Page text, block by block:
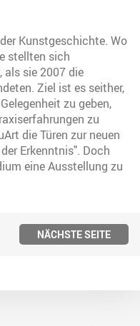
Kunstgeschichte. Wo
stellten sich
als sie 2007 die
Ziel ist es seither,
zu geben,
zu
die Türen zur neuen
Erkenntnis". Doch
eine Ausstellung zu
NÄCHSTE SEITE